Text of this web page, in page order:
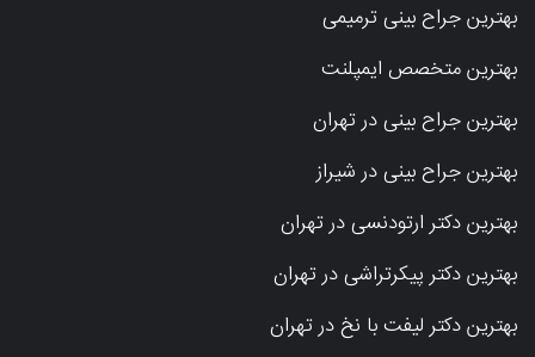
بهترین جراح بینی ترمیمی
بهترین متخصص ایمپلنت
بهترین جراح بینی در تهران
بهترین جراح بینی در شیراز
بهترین دکتر ارتودنسی در تهران
بهترین دکتر پیکرتراشی در تهران
بهترین دکتر لیفت با نخ در تهران